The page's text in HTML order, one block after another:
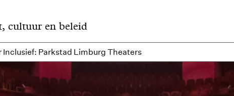
cultuur en beleid
Inclusief: Parkstad Limburg Theaters